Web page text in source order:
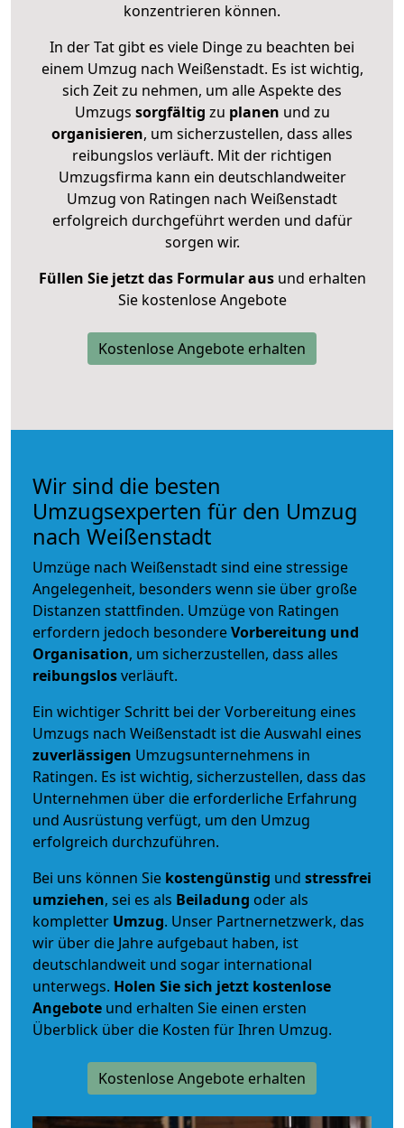
konzentrieren können.
In der Tat gibt es viele Dinge zu beachten bei
einem Umzug nach Weißenstadt. Es ist wichtig,
sich Zeit zu nehmen, um alle Aspekte des
Umzugs sorgfältig zu planen und zu
organisieren, um sicherzustellen, dass alles
reibungslos verläuft. Mit der richtigen
Umzugsfirma kann ein deutschlandweiter
Umzug von Ratingen nach Weißenstadt
erfolgreich durchgeführt werden und dafür
sorgen wir.
Füllen Sie jetzt das Formular ausund erhalten
Sie kostenlose Angebote
Kostenlose Angebote erhalten
Wir sind die besten
Umzugsexperten für den Umzug
nach Weißenstadt
Umzüge nach Weißenstadt sind eine stressige
Angelegenheit, besonders wenn sie über große
Distanzen stattfinden. Umzüge von Ratingen
erfordern jedoch besondereVorbereitung und
Organisation, um sicherzustellen, dass alles
reibungslosverläuft.
Ein wichtiger Schritt bei der Vorbereitung eines
Umzugs nach Weißenstadt ist die Auswahl eines
zuverlässigen Umzugsunternehmens in
Ratingen. Es ist wichtig, sicherzustellen, dass das
Unternehmen über die erforderliche Erfahrung
und Ausrüstung verfügt, um den Umzug
erfolgreich durchzuführen.
Bei uns können Sie kostengünstig und stressfrei
umziehen, sei es als Beiladung oder als
kompletter Umzug. Unser Partnernetzwerk, das
wir über die Jahre aufgebaut haben, ist
deutschlandweit und sogar international
unterwegs. Holen Sie sich jetzt kostenlose
Angebote und erhalten Sie einen ersten
Überblick über die Kosten für Ihren Umzug.
Kostenlose Angebote erhalten